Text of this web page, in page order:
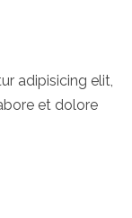
adipisicing elit,
et dolore